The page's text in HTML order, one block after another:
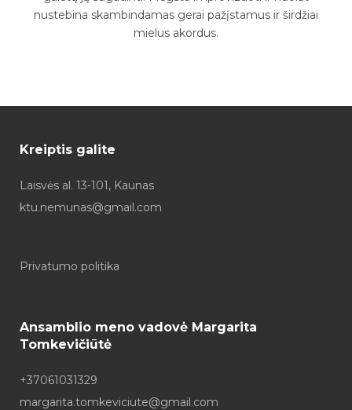
nustebina skambindamas gerai pažįstamus ir širdžiai
mielus akordus.
Kreiptis galite
Laisvės al. 13-101, Kaunas
ktu.nemunas@gmail.com
Privatumo politika
Ansamblio meno vadovė Margarita
Tomkevičiūtė
+37061031329
margarita.tomkeviciute@gmail.com